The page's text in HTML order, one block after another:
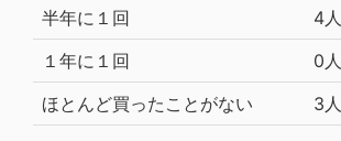
半年に１回
4人
１年に１回
0人
ほとんど買ったことがない
3人